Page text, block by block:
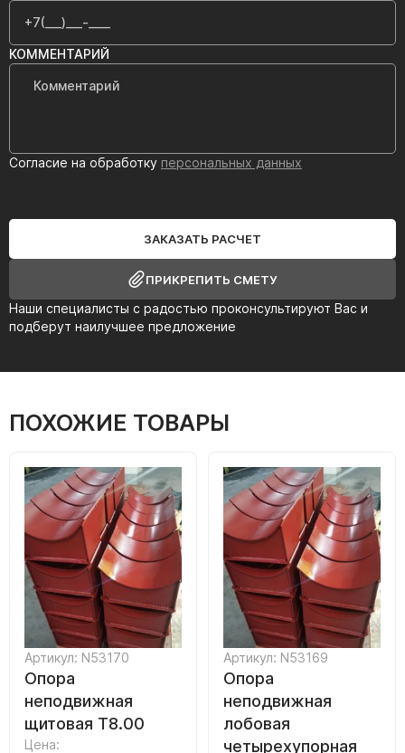
Наши специалисты с радостью проконсультируют Вас и
подберут наилучшее предложение
КОММЕНТАРИЙ
Согласие на обработку персональных данных
ЗАКАЗАТЬ РАСЧЕТ
ПРИКРЕПИТЬ СМЕТУ
ПОХОЖИЕ ТОВАРЫ
Артикул: N53170
Опора
неподвижная
щитовая Т8.00
Цена:
Артикул: N53169
Опора
неподвижная
лобовая
четырехупорная